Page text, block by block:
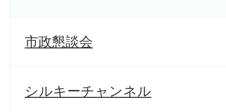
市政懇談会
シルキーチャンネル